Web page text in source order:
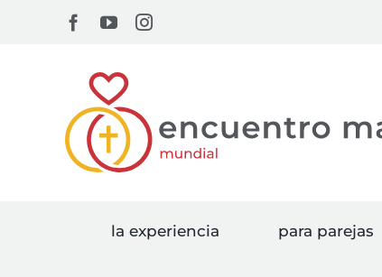
Facebook
YouTubeInstagram
la experiencia para parejas